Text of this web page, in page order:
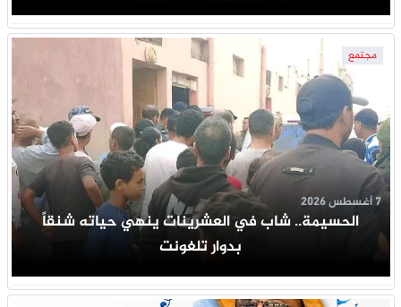
مجتمع
الحسيمة.. شاب في العشرينات ينهي حياته شنقاً
بدوار تلغونت
7 أغسطس 2026